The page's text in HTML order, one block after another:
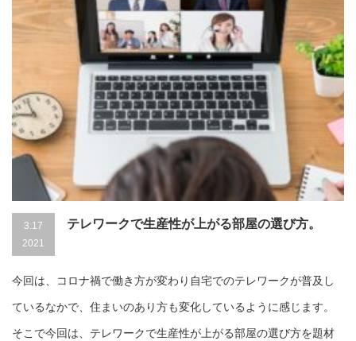
3.17
2021
テレワークで生産性が上がる部屋の選び方。
今回は、コロナ禍で働き方が変わり自宅でのテレワークが普及し
ているなかで、住まいのあり方も変化しているように感じます。
そこで今回は、テレワークで生産性が上がる部屋の選び方を題材